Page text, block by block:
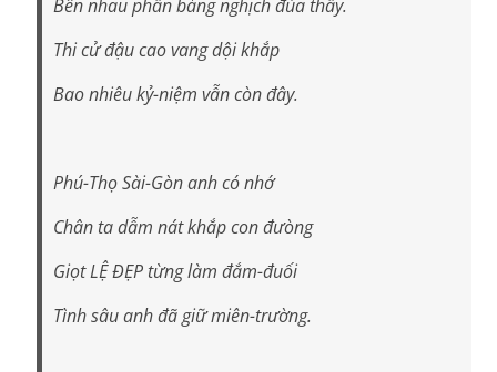
Bên nhau phấn bảng nghịch đùa thầy.
Thi cử đậu cao vang dội khắp
Bao nhiêu kỷ-niệm vẫn còn đây.
Phú-Thọ Sài-Gòn anh có nhớ
Chân ta dẫm nát khắp con đưòng
Giọt LỆ ĐẸP từng làm đắm-đuối
Tình sâu anh đã giữ miên-trường.